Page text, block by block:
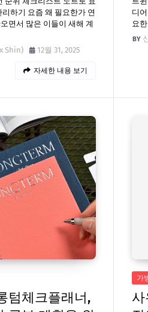
하기 요즘 왜 필요한가 연
면서 많은 이들이 새해 계
Shin)
12월 31, 2025
자세한 내용 보기
디
요
텀체크플래너,
가